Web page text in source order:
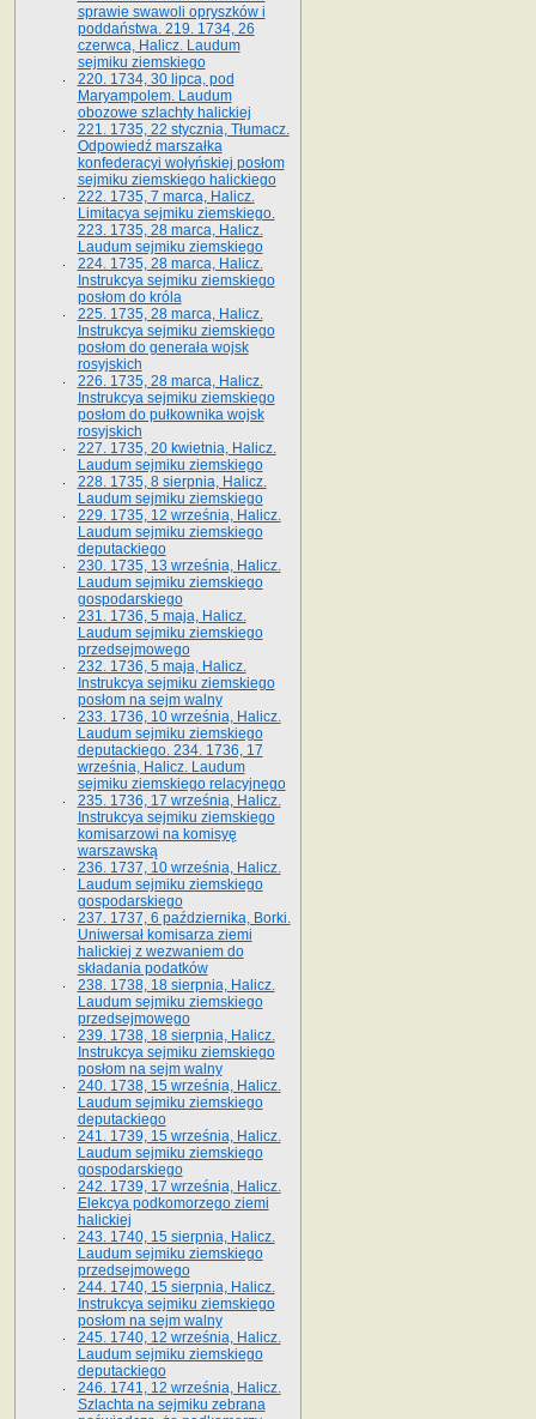
sprawie swawoli opryszków i
poddaństwa. 219. 1734, 26
czerwca, Halicz. Laudum
sejmiku ziemskiego
220. 1734, 30 lipca, pod
Maryampolem. Laudum
obozowe szlachty halickiej
221. 1735, 22 stycznia, Tłumacz.
Odpowiedź marszałka
konfederacyi wołyńskiej posłom
sejmiku ziemskiego halickiego
222. 1735, 7 marca, Halicz.
Limitacya sejmiku ziemskiego.
223. 1735, 28 marca, Halicz.
Laudum sejmiku ziemskiego
224. 1735, 28 marca, Halicz.
Instrukcya sejmiku ziemskiego
posłom do króla
225. 1735, 28 marca, Halicz.
Instrukcya sejmiku ziemskiego
posłom do generała wojsk
rosyjskich
226. 1735, 28 marca, Halicz.
Instrukcya sejmiku ziemskiego
posłom do pułkownika wojsk
rosyjskich
227. 1735, 20 kwietnia, Halicz.
Laudum sejmiku ziemskiego
228. 1735, 8 sierpnia, Halicz.
Laudum sejmiku ziemskiego
229. 1735, 12 września, Halicz.
Laudum sejmiku ziemskiego
deputackiego
230. 1735, 13 września, Halicz.
Laudum sejmiku ziemskiego
gospodarskiego
231. 1736, 5 maja, Halicz.
Laudum sejmiku ziemskiego
przedsejmowego
232. 1736, 5 maja, Halicz.
Instrukcya sejmiku ziemskiego
posłom na sejm walny
233. 1736, 10 września, Halicz.
Laudum sejmiku ziemskiego
deputackiego. 234. 1736, 17
września, Halicz. Laudum
sejmiku ziemskiego relacyjnego
235. 1736, 17 września, Halicz.
Instrukcya sejmiku ziemskiego
komisarzowi na komisyę
warszawską
236. 1737, 10 września, Halicz.
Laudum sejmiku ziemskiego
gospodarskiego
237. 1737, 6 października, Borki.
Uniwersał komisarza ziemi
halickiej z wezwaniem do
składania podatków
238. 1738, 18 sierpnia, Halicz.
Laudum sejmiku ziemskiego
przedsejmowego
239. 1738, 18 sierpnia, Halicz.
Instrukcya sejmiku ziemskiego
posłom na sejm walny
240. 1738, 15 września, Halicz.
Laudum sejmiku ziemskiego
deputackiego
241. 1739, 15 września, Halicz.
Laudum sejmiku ziemskiego
gospodarskiego
242. 1739, 17 września, Halicz.
Elekcya podkomorzego ziemi
halickiej
243. 1740, 15 sierpnia, Halicz.
Laudum sejmiku ziemskiego
przedsejmowego
244. 1740, 15 sierpnia, Halicz.
Instrukcya sejmiku ziemskiego
posłom na sejm walny
245. 1740, 12 września, Halicz.
Laudum sejmiku ziemskiego
deputackiego
246. 1741, 12 września, Halicz.
Szlachta na sejmiku zebrana